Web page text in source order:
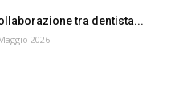
tra dentista...
2026